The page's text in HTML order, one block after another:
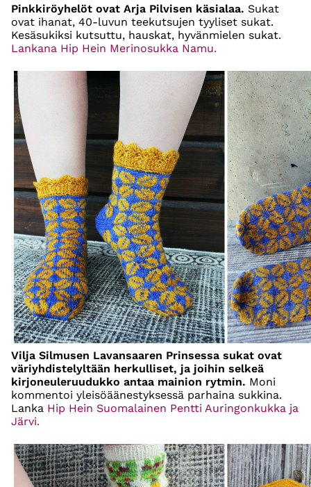
Pinkkiröyhelöt ovat Arja Pilvisen käsialaa. Sukat
ovat ihanat, 40-luvun teekutsujen tyyliset sukat.
Kesäsukiksi kutsuttu, hauskat, hyvänmielen sukat.
Lankana Hip Hein Merinosukka Namu.
Vilja Silmusen Lavansaaren Prinsessa sukat ovat
väriyhdistelyltään herkulliset, ja joihin selkeä
kirjoneuleruudukko antaa mainion rytmin. Moni
kommentoi yleisöäänestyksessä parhaina sukkina.
Lanka Hip Hein Suomalainen Pentti Auringonkukka ja
Järvi.